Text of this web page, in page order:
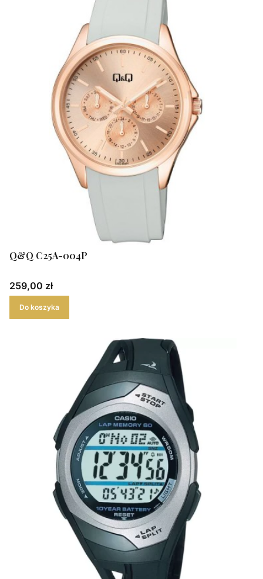
Q&Q C25A-004P
Cena
259,00 zł
Do koszyka